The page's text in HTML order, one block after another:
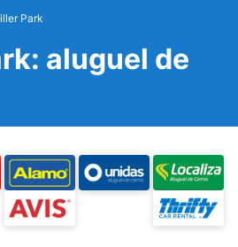
Park
aluguel de